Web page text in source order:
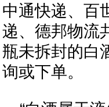
中通快递、百
递、德邦物流
瓶未拆封的白
询或下单。